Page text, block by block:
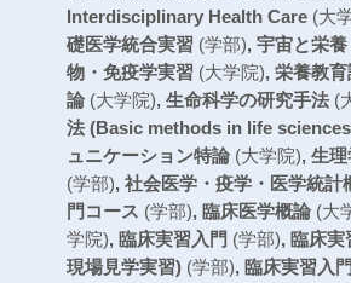
Interdisciplinary Health Care(大
礎医学統合実習 (学部), 宇宙と栄
物・免疫学実習 (大学院), 栄養教
論(大学院), 生命科学の研究手法(
法 (Basic methods in life
ュニケーション特論(大学院), 生理
(学部), 社会医学・疫学・医学統計
門コース (学部), 臨床医学概論(大
学院), 臨床実習入門 (学部), 臨床実
現場見学実習)(学部), 臨床実習入